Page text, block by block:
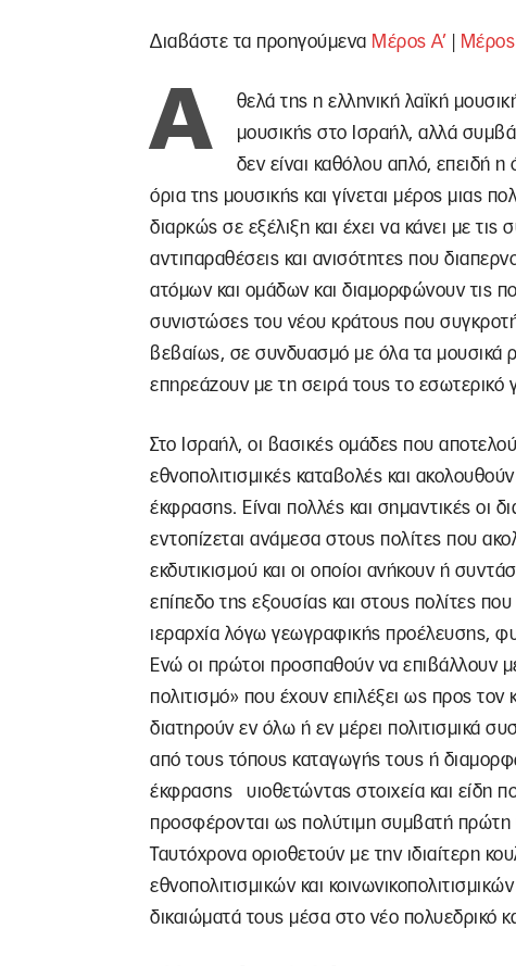
Διαβάστε τα προηγούμενα Μέρος Α’ Μέρος
Ά
θελά της η ελληνική λαϊκή
μουσικής στο Ισραήλ, αλλά
δεν είναι καθόλου απλό, επειδή
όρια της μουσικής και γίνεται μέρος μιας
διαρκώς σε εξέλιξη και έχει να κάνει με
αντιπαραθέσεις και ανισότητες που
ατόμων και ομάδων και διαμορφώνουν τις
συνιστώσες του νέου κράτους που
βεβαίως, σε συνδυασμό με όλα τα μουσικά
επηρεάζουν με τη σειρά τους το εσωτερικό
Στο Ισραήλ, οι βασικές ομάδες που
εθνοπολιτισμικές καταβολές και
έκφρασης. Είναι πολλές και σημαντικές οι
εντοπίζεται ανάμεσα στους πολίτες που
εκδυτικισμού και οι οποίοι ανήκουν ή
επίπεδο της εξουσίας και στους πολίτες
ιεραρχία λόγω γεωγραφικής προέλευσης,
Ενώ οι πρώτοι προσπαθούν να επιβάλλουν
πολιτισμό» που έχουν επιλέξει ως προς τον
διατηρούν εν όλω ή εν μέρει πολιτισμικά
από τους τόπους καταγωγής τους ή
έκφρασης υιοθετώντας στοιχεία και είδη
προσφέρονται ως πολύτιμη συμβατή πρώτη
Ταυτόχρονα οριοθετούν με την ιδιαίτερη
εθνοπολιτισμικών και
δικαιώματά τους μέσα στο νέο πολυεδρικό